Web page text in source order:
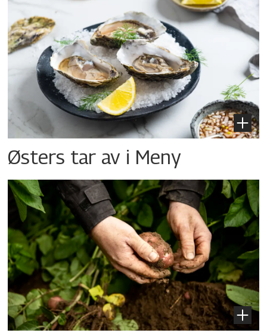
Østers tar av i Meny